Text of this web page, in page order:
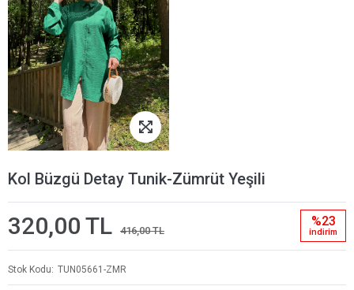
Kol Büzgü Detay Tunik-Zümrüt Yeşili
320,00 TL 416,00 TL
%23
i̇ndi̇ri̇m
Stok Kodu TUN05661-ZMR